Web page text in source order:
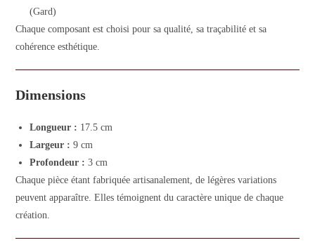
(Gard)
Chaque composant est choisi pour sa qualité, sa traçabilité et sa
cohérence esthétique.
Dimensions
Longueur : 17.5 cm
Largeur : 9 cm
Profondeur : 3 cm
Chaque pièce étant fabriquée artisanalement, de légères variations
peuvent apparaître. Elles témoignent du caractère unique de chaque
création.